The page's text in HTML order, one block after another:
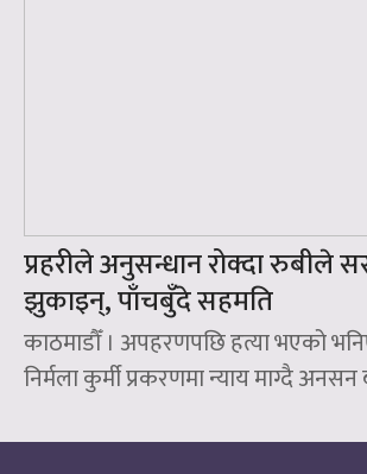
प्रहरीले अनुसन्धान रोक्दा रुबीले
झुकाइन्‌, पाँचबुँदे सहमति
काठमाडौँ । अपहरणपछि हत्या भएको
निर्मला कुर्मी प्रकरणमा न्याय माग्दै